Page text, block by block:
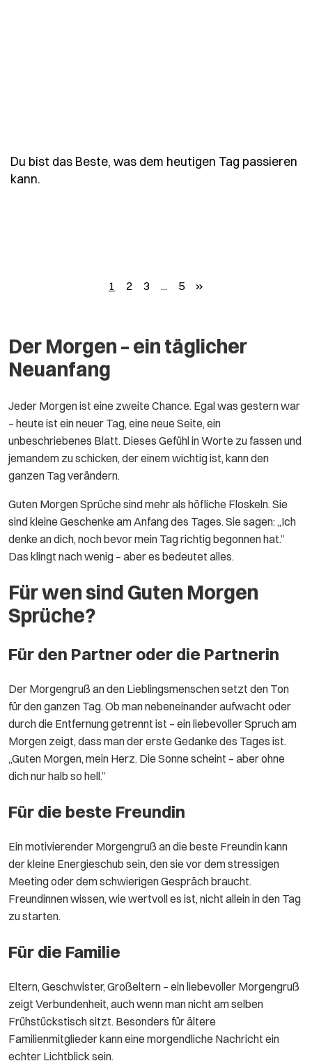
Du bist das Beste, was dem heutigen Tag passieren
kann.
1 2 3 ... 5 »
Der Morgen – ein täglicher
Neuanfang
Jeder Morgen ist eine zweite Chance. Egal was gestern war
– heute ist ein neuer Tag, eine neue Seite, ein
unbeschriebenes Blatt. Dieses Gefühl in Worte zu fassen und
jemandem zu schicken, der einem wichtig ist, kann den
ganzen Tag verändern.
Guten Morgen Sprüche sind mehr als höfliche Floskeln. Sie
sind kleine Geschenke am Anfang des Tages. Sie sagen: „Ich
denke an dich, noch bevor mein Tag richtig begonnen hat.”
Das klingt nach wenig – aber es bedeutet alles.
Für wen sind Guten Morgen
Sprüche?
Für den Partner oder die Partnerin
Der Morgengruß an den Lieblingsmenschen setzt den Ton
für den ganzen Tag. Ob man nebeneinander aufwacht oder
durch die Entfernung getrennt ist – ein liebevoller Spruch am
Morgen zeigt, dass man der erste Gedanke des Tages ist.
„Guten Morgen, mein Herz. Die Sonne scheint – aber ohne
dich nur halb so hell.”
Für die beste Freundin
Ein motivierender Morgengruß an die beste Freundin kann
der kleine Energieschub sein, den sie vor dem stressigen
Meeting oder dem schwierigen Gespräch braucht.
Freundinnen wissen, wie wertvoll es ist, nicht allein in den Tag
zu starten.
Für die Familie
Eltern, Geschwister, Großeltern – ein liebevoller Morgengruß
zeigt Verbundenheit, auch wenn man nicht am selben
Frühstückstisch sitzt. Besonders für ältere
Familienmitglieder kann eine morgendliche Nachricht ein
echter Lichtblick sein.